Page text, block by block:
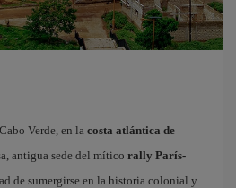
Verde, en lacosta atlántica de
antigua sede del mítico rally París-
de sumergirse en la historia colonial y